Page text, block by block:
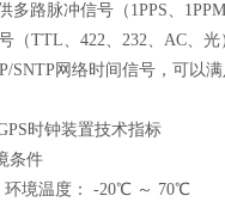
多路脉冲信号（1PPS、
（TTL、422、232、AC、光
SNTP网络时间信号，可以
时钟装置技术指标
件
境温度： -20℃ ～ 70℃